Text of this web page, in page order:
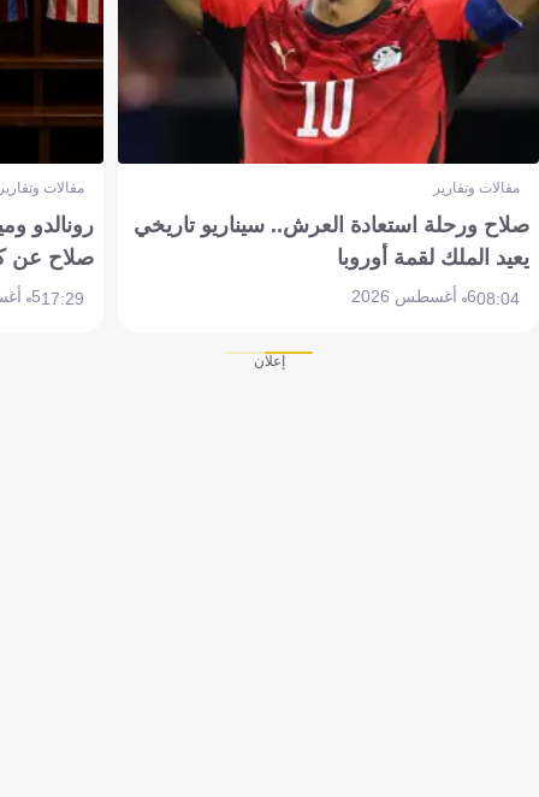
مقالات وتقارير
صلاح ورحلة استعادة العرش.. سيناريو تاريخي
يعيد الملك لقمة أوروبا
08:046 أغسطس 2026
مقالات
رونالدو
صلاح عن
17:295 أغسطس 2026
إعلان